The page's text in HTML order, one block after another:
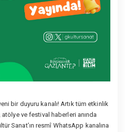
bir duyuru kanalı!Artık tüm etkinlik
atölye ve festival haberleri anında
Sanat’ın resmî WhatsApp kanalına